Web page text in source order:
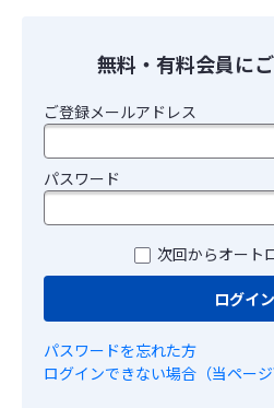
無料・有料会員に
ご登録メールアドレス
パスワード
次回からオート
ログイン
パスワードを忘れた方
ログインできない場合（当ページ